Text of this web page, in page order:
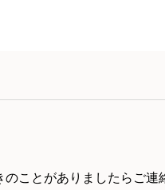
ことがありましたらご連